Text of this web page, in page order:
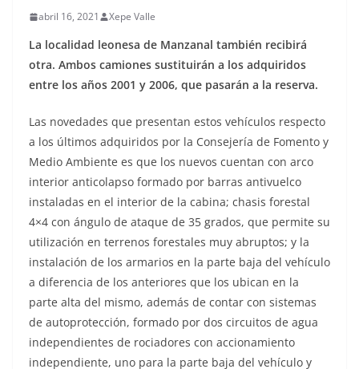
abril 16, 2021 Xepe Valle
La localidad leonesa de Manzanal también recibirá
otra. Ambos camiones sustituirán a los adquiridos
entre los años 2001 y 2006, que pasarán a la reserva.
Las novedades que presentan estos vehículos respecto
a los últimos adquiridos por la Consejería de Fomento y
Medio Ambiente es que los nuevos cuentan con arco
interior anticolapso formado por barras antivuelco
instaladas en el interior de la cabina; chasis forestal
4×4 con ángulo de ataque de 35 grados, que permite su
utilización en terrenos forestales muy abruptos; y la
instalación de los armarios en la parte baja del vehículo
a diferencia de los anteriores que los ubican en la
parte alta del mismo, además de contar con sistemas
de autoprotección, formado por dos circuitos de agua
independientes de rociadores con accionamiento
independiente, uno para la parte baja del vehículo y